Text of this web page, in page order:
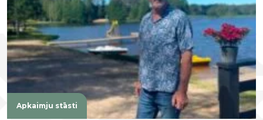
Apkaimju stāsti